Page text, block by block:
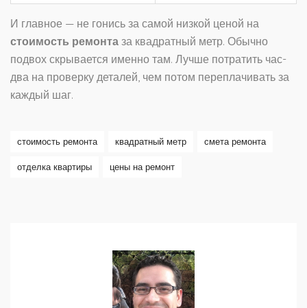
И главное — не гонись за самой низкой ценой на
стоимость ремонта за квадратный метр. Обычно
подвох скрывается именно там. Лучше потратить час-
два на проверку деталей, чем потом переплачивать за
каждый шаг.
стоимость ремонта квадратный метр смета ремонта
отделка квартиры цены на ремонт